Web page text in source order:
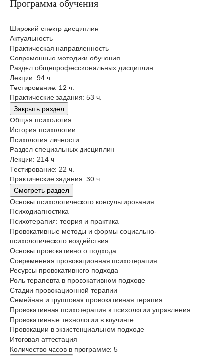
Программа обучения
Широкий спектр дисциплин
Актуальность
Практическая направленность
Современные методики обучения
Раздел общепрофессиональных дисциплин
Лекции: 94 ч.
Тестирование: 12 ч.
Практические задания: 53 ч.
Закрыть раздел
Общая психология
История психологии
Психология личности
Раздел специальных дисциплин
Лекции: 214 ч.
Тестирование: 22 ч.
Практические задания: 30 ч.
Смотреть раздел
Основы психологического консультирования
Психодиагностика
Психотерапия: теория и практика
Провокативные методы и формы социально-
психологического воздействия
Основы провокативного подхода
Современная провокационная психотерапия
Ресурсы провокативного подхода
Роль терапевта в провокативном подходе
Стадии провокационной терапии
Семейная и групповая провокативная терапия
Провокативная психотерапия в психологии управления
Провокативные технологии в коучинге
Провокации в экзистенциальном подходе
Итоговая аттестация
Количество часов в программе: 5